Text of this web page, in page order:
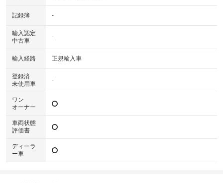
記録簿 -
輸入認定
中古車
-
輸入経路 正規輸入車
登録済
未使用車
-
ワン
オーナー
車両状態
評価書
ディーラ
ー車